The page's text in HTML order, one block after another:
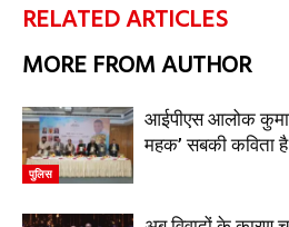
RELATED ARTICLES
MORE FROM AUTHOR
पुलिस
आईपीएस आलोक
महक’ सबकी कविता है